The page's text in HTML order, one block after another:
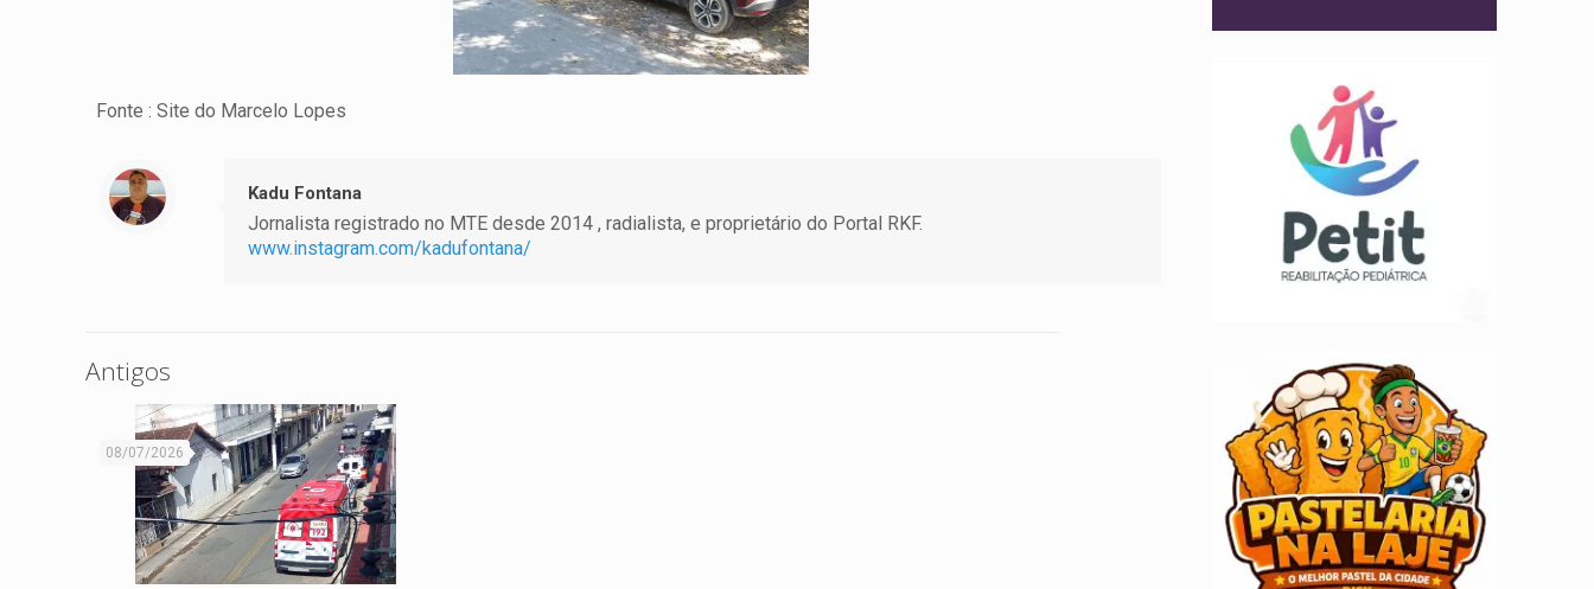
Fonte : Site do Marcelo Lopes
Kadu Fontana
Jornalista registrado no MTE desde 2014 , radialista, e proprietário do Portal RKF.
www.instagram.com/kadufontana/
Antigos
08/07/2026